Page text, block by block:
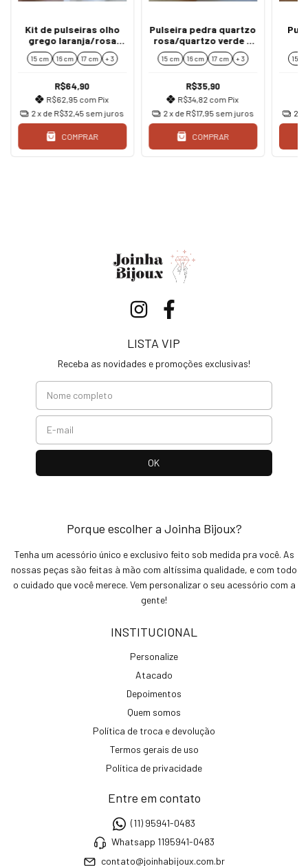
Kit de pulseiras olho
grego laranja/rosa
boho hippie
15 cm 16 cm 17 cm + 3
R$64,90
R$62,95 com Pix
2x de R$32,45 sem juros
COMPRAR
Pulseira pedra quartzo
rosa/quartzo verde 8
mm
15 cm 16 cm 17 cm + 3
R$35,90
R$34,82 com Pix
2x de R$17,95 sem juros
COMPRAR
15
2
LISTA VIP
Receba as novidades e promoções exclusivas!
Porque escolher a Joinha Bijoux?
Tenha um acessório único e exclusivo feito sob medida pra você. As
nossas peças são feitas à mão com altíssima qualidade, e com todo
o cuidado que você merece. Vem personalizar o seu acessório com a
gente!
INSTITUCIONAL
Personalize
Atacado
Depoimentos
Quem somos
Política de troca e devolução
Termos gerais de uso
Política de privacidade
Entre em contato
(11) 95941-0483
Whatsapp 1195941-0483
contato@joinhabijoux.com.br